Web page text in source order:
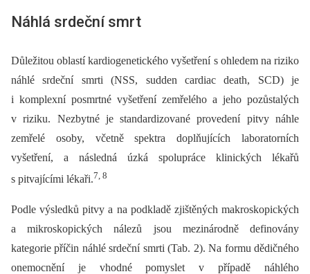
Náhlá srdeční smrt
Důležitou oblastí kardiogenetického vyšetření s ohledem na riziko
náhlé srdeční smrti (NSS, sudden cardiac death, SCD) je
i komplexní posmrtné vyšetření zemřelého a jeho pozůstalých
v riziku. Nezbytné je standardizované provedení pitvy náhle
zemřelé osoby, včetně spektra doplňujících laboratorních
vyšetření, a následná úzká spolupráce klinických lékařů
s pitvajícími lékaři.7, 8
Podle výsledků pitvy a na podkladě zjištěných makroskopických
a mikroskopických nálezů jsou mezinárodně definovány
kategorie příčin náhlé srdeční smrti (Tab. 2). Na formu dědičného
onemocnění je vhodné pomyslet v případě náhlého